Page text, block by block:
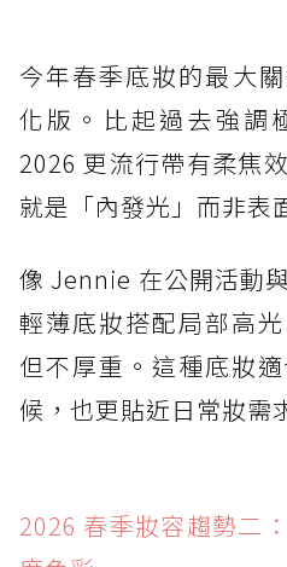
今年春季底妝的最大
化版。比起過去強調
2026 更流行帶有柔焦
就是「內發光」而非表
像 Jennie 在公開活動
輕薄底妝搭配局部高
但不厚重。這種底妝
候，也更貼近日常妝需
2026 春季妝容趨勢二